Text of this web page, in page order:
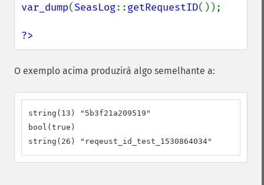
var_dump(SeasLog::getRequestID());
?>
O exemplo acima produzirá algo semelhante a:
string(13) "5b3f21a209519"
bool(true)
string(26) "reqeust_id_test_1530864034"